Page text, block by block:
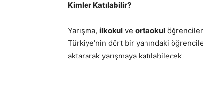
Kimler Katılabilir?
Yarışma, ilkokul ve ortaokul
Türkiye’nin dört bir yanındaki
aktararak yarışmaya katılabilecek.